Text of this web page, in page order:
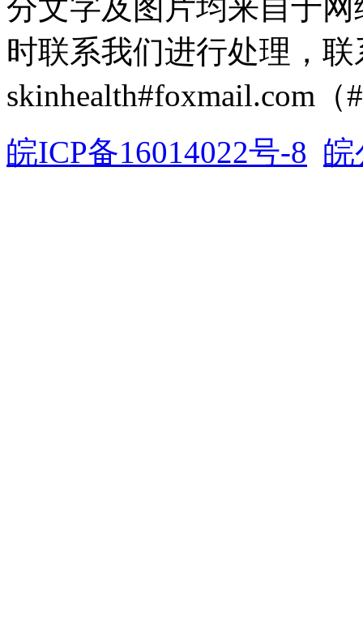
分文字及图片均来自于
时联系我们进行处理，
skinhealth#foxmail.com（
皖ICP备16014022号-8 皖